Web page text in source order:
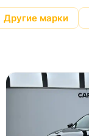
Другие марки